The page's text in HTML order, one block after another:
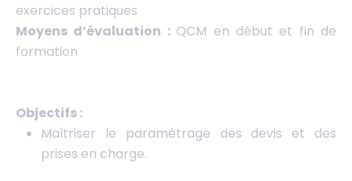
exercices pratiques
Moyens d’évaluation : QCM en début et fin de
formation
Objectifs :
Maîtriser le paramétrage des devis et des
prises en charge.